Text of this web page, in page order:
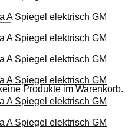
Produkte im Warenkorb.